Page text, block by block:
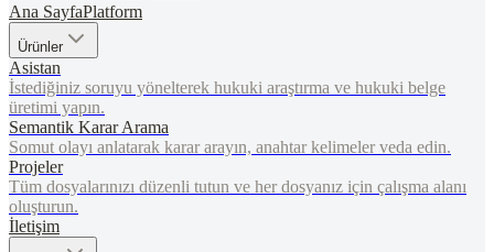
Ana SayfaPlatform
Ürünler
Asistan
İstediğiniz soruyu yönelterek hukuki araştırma ve hukuki belge
üretimi yapın.
Semantik Karar Arama
Somut olayı anlatarak karar arayın, anahtar kelimeler veda edin.
Projeler
Tüm dosyalarınızı düzenli tutun ve her dosyanız için çalışma alanı
oluşturun.
İletişim